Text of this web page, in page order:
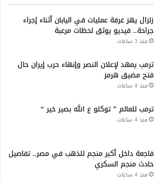
زلزال يهز غرفة عمليات في اليابان أثناء إجراء
جراحة.. فيديو يوثق لحظات مرعبة
منذ 3 ساعات
ترمب يمهد لإعلان النصر وإنهاء حرب إيران حال
فتح مضيق هرمز
منذ 4 ساعات
ترمب للعالم ” توكلو ع الله بصير خير “
منذ 4 ساعات
فاجعة داخل أكبر منجم للذهب في مصر.. تفاصيل
حادث منجم السكري
منذ 4 ساعات